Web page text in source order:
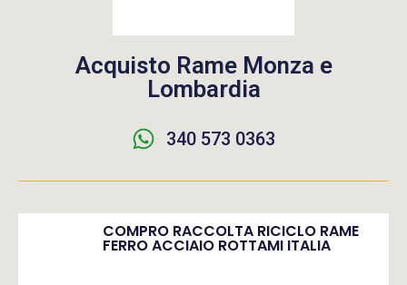
Acquisto Rame Monza e
Lombardia
340 573 0363
COMPRO RACCOLTA RICICLO RAME
FERRO ACCIAIO ROTTAMI ITALIA